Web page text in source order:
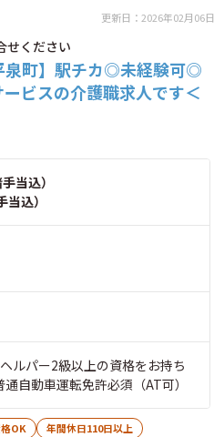
更新日：2026年02月06日
ください
泉町】駅チカ◎未経験可◎
ビスの介護職求人です＜
当込）
込）
ルパー2級以上の資格をお持ち
自動車運転免許必須（AT可）
OK
年間休日110日以上